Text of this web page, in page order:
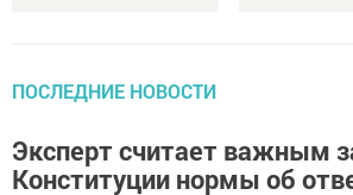
ПОСЛЕДНИЕ НОВОСТИ
Эксперт считает важным
Конституции нормы об